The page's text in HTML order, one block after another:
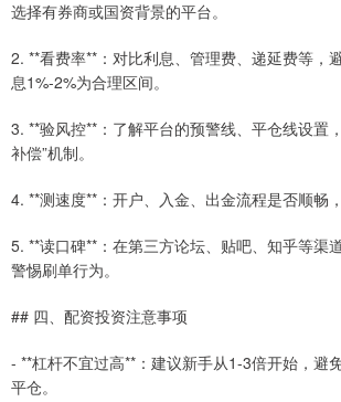
选择有券商或国资背景的平台。
2. **看费率**：对比利息、管理费、递延费等，
息1%-2%为合理区间。
3. **验风控**：了解平台的预警线、平仓线设置
补偿”机制。
4. **测速度**：开户、入金、出金流程是否顺畅
5. **读口碑**：在第三方论坛、贴吧、知乎等渠
警惕刷单行为。
## 四、配资投资注意事项
- **杠杆不宜过高**：建议新手从1-3倍开始，避
平仓。